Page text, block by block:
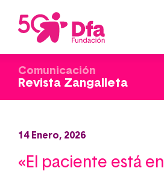
contenido
principal
Comunicación
Revista Zangalleta
14 Enero, 2026
«El paciente está en